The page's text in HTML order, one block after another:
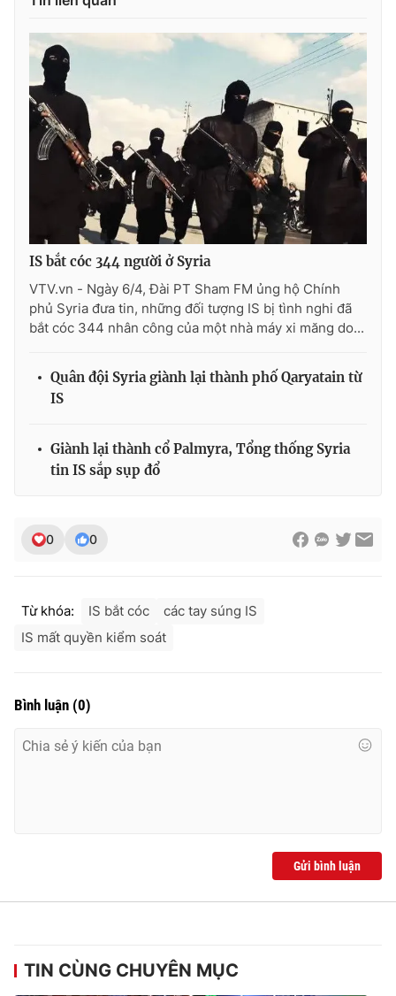
THỜI BÁO VTV
Theo dõi báo trên
Cơ quan chủ quản:Đài Truyền hình Việt Nam
Cơ quan báo chí:Thời báo VTV
Giấy phép hoạt động báo in và báo điện tử số 483/GP-BTTTT
cấp ngày 29/12/2023
Tổng Biên tập:Vũ Thanh Thủy
Phó Tổng Biên tập: Nguyễn Thị Mỹ Hạnh, Phạm Quốc Thắng,
Tổng đài VTV:024.38 355 931 - 024.38 355 932
Ðiện thoại Thời báo VTV:
Liên hệ quảng cáo:024-7300.7108
® Cấm sao chép dưới mọi hình thức nếu không có sự chấp
thông tin từ website này.
IS bắt cóc 344 người ở Syria
VTV.vn - Ngày 6/4, Đài PT Sham FM ủng hộ Chính
phủ Syria đưa tin, những đối tượng IS bị tình nghi đã
bắt cóc 344 nhân công của một nhà máy xi măng do...
Quân đội Syria giành lại thành phố Qaryatain từ
IS
Giành lại thành cổ Palmyra, Tổng thống Syria
tin IS sắp sụp đổ
0 0
Từ khóa: IS bắt cóc
các tay súng IS
IS mất quyền kiểm soát
Bình luận (0)
Gửi bình luận
TIN CÙNG CHUYÊN MỤC